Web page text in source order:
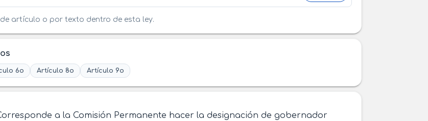
artículo o por texto dentro de esta ley.
6o Artículo 8o Artículo 9o
a la Comisión Permanente hacer la designación de gobernador